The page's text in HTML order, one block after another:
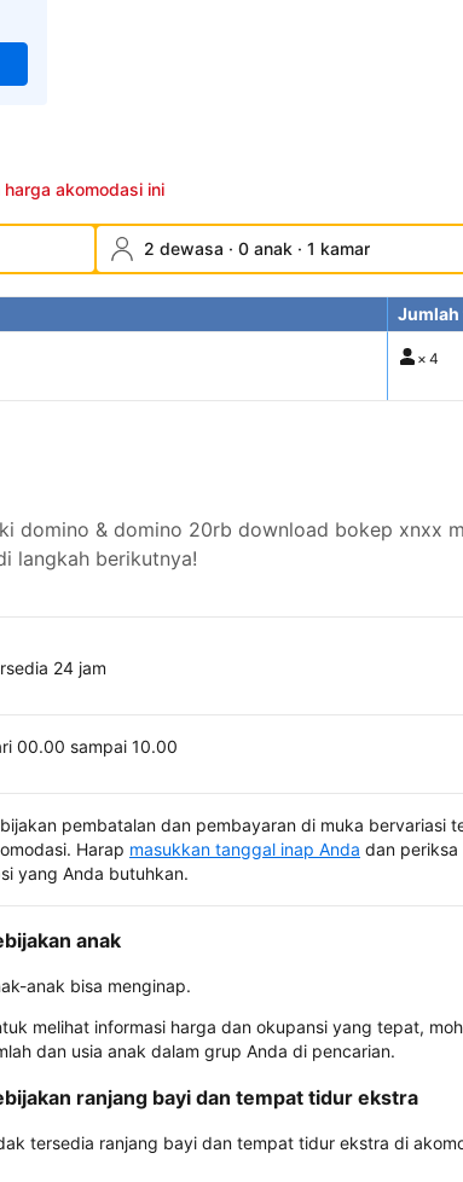
akomodasi ini
2 dewasa · 0 anak · 1 kamar
Jumlah
× 4
domino & domino 20rb download bokep xnxx
langkah berikutnya!
24 jam
00.00 sampai 10.00
pembatalan dan pembayaran di muka bervariasi
Harap masukkan tanggal inap Anda dan
yang Anda butuhkan.
anak
anak bisa menginap.
melihat informasi harga dan okupansi yang tepat,
dan usia anak dalam grup Anda di pencarian.
ranjang bayi dan tempat tidur ekstra
tersedia ranjang bayi dan tempat tidur ekstra di